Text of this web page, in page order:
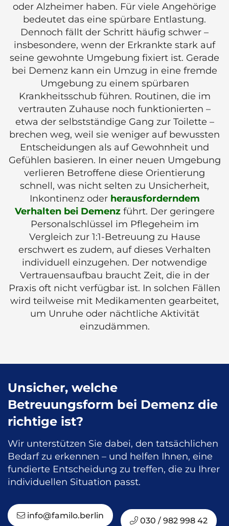
oder Alzheimer haben. Für viele Angehörige
bedeutet das eine spürbare Entlastung.
Dennoch fällt der Schritt häufig schwer –
insbesondere, wenn der Erkrankte stark auf
seine gewohnte Umgebung fixiert ist. Gerade
bei Demenz kann ein Umzug in eine fremde
Umgebung zu einem spürbaren
Krankheitsschub führen. Routinen, die im
vertrauten Zuhause noch funktionierten –
etwa der selbstständige Gang zur Toilette –
brechen weg, weil sie weniger auf bewussten
Entscheidungen als auf Gewohnheit und
Gefühlen basieren. In einer neuen Umgebung
verlieren Betroffene diese Orientierung
schnell, was nicht selten zu Unsicherheit,
Inkontinenz oder herausforderndem
Verhalten bei Demenzführt. Der geringere
Personalschlüssel im Pflegeheim im
Vergleich zur 1:1-Betreuung zu Hause
erschwert es zudem, auf dieses Verhalten
individuell einzugehen. Der notwendige
Vertrauensaufbau braucht Zeit, die in der
Praxis oft nicht verfügbar ist. In solchen Fällen
wird teilweise mit Medikamenten gearbeitet,
um Unruhe oder nächtliche Aktivität
einzudämmen.
Unsicher, welche
Betreuungsform bei Demenz die
richtige ist?
Wir unterstützen Sie dabei, den tatsächlichen
Bedarf zu erkennen – und helfen Ihnen, eine
fundierte Entscheidung zu treffen, die zu Ihrer
individuellen Situation passt.
info@familo.berlin
030 / 982 998 42